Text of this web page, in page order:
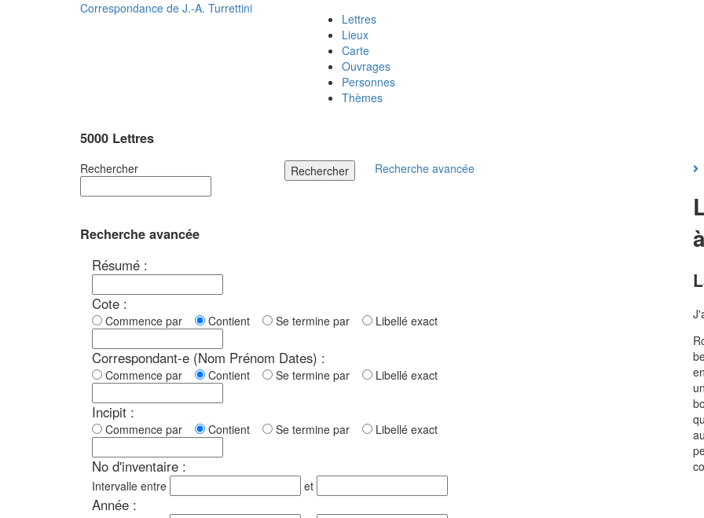
Correspondance de J.-A. Turrettini
Lettres
Lieux
Carte
Ouvrages
Personnes
Thèmes
5000 Lettres
Rechercher Rechercher Recherche avancée
Recherche avancée
Résumé :
Cote :
Commence par Contient Se termine par Libellé exact
Correspondant-e (Nom Prénom Dates) :
Commence par Contient Se termine par Libellé exact
Incipit :
Commence par Contient Se termine par Libellé exact
No d'inventaire :
Intervalle entre et
Année :
à